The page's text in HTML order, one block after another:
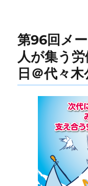
第96回メ
人が集う
日＠代々木